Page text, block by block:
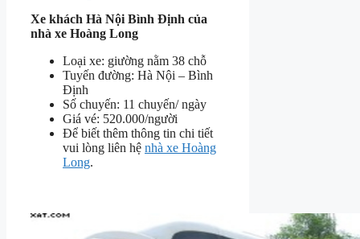
Xe khách Hà Nội Bình Định của
nhà xe Hoàng Long
Loại xe: giường nằm 38 chỗ
Tuyến đường: Hà Nội – Bình
Định
Số chuyến: 11 chuyến/ ngày
Giá vé: 520.000/người
Để biết thêm thông tin chi tiết
vui lòng liên hệ nhà xe Hoàng
Long.